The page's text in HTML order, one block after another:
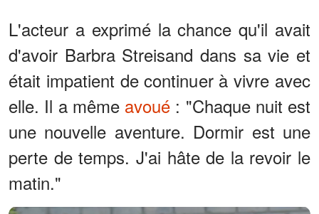
L'acteur a exprimé la chance qu'il avait
d'avoir Barbra Streisand dans sa vie et
était impatient de continuer à vivre avec
elle. Il a même avoué : "Chaque nuit est
une nouvelle aventure. Dormir est une
perte de temps. J'ai hâte de la revoir le
matin."